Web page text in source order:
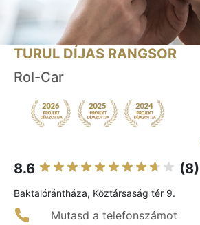
TURUL DÍJAS RANGSOR
Rol-Car
8.6 (8)
Baktalórántháza, Köztársaság tér 9.
Mutasd a telefonszámot